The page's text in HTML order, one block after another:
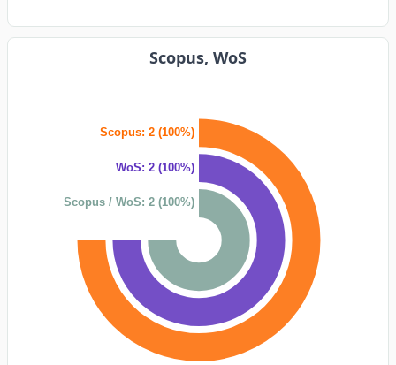
Scopus, WoS
Scopus: 2 (100%)
WoS: 2 (100%)
Scopus / WoS: 2 (100%)